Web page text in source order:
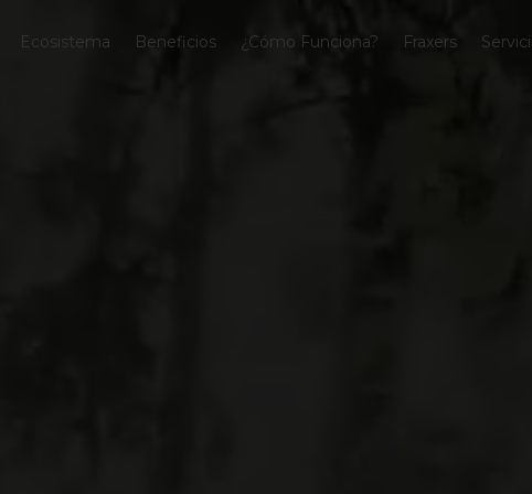
Ecosistema Beneficios ¿Cómo Funciona? Fraxers